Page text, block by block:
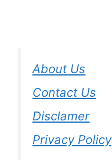
About Us
Contact Us
Disclamer
Privacy Policy